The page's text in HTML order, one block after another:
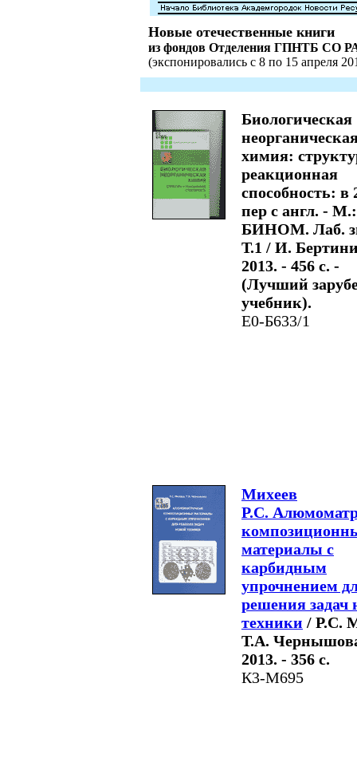
Новые отечественные книги
из фондов Отделения ГПНТБ СО
(экспонировались с 8 по 15 апреля
Биологическая
химия:
реакционная
способность: в
пер с англ. - М.:
БИНОМ. Лаб.
Т.1 / И.
2013. - 456 с. -
(Лучший
учебник).
Е0-Б633/1
Михеев
Р.С.
материалы с
карбидным
упрочнением
решения задач
техники / Р.С.
Т.А.
2013. - 356 с.
К3-М695